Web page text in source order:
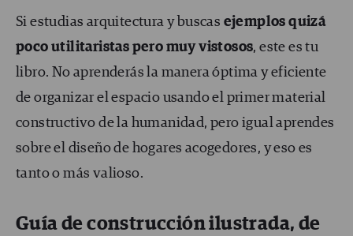
Si estudias arquitectura y buscas ejemplos quizá
poco utilitaristas pero muy vistosos, este es tu
libro. No aprenderás la manera óptima y eficiente
de organizar el espacio usando el primer material
constructivo de la humanidad, pero igual aprendes
sobre el diseño de hogares acogedores, y eso es
tanto o más valioso.
Guía de construcción ilustrada, de